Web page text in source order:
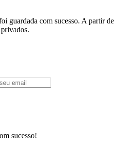
guardada com sucesso. A partir de
sucesso!